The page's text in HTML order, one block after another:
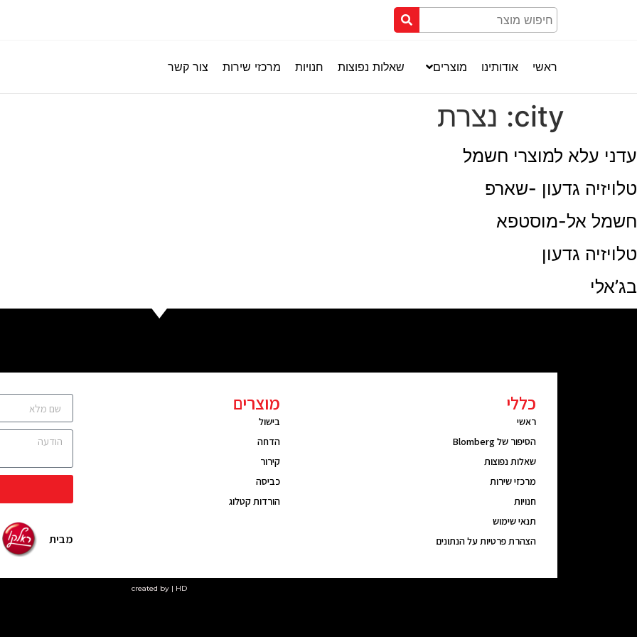
ראשי אודותינו מוצרים שאלות נפוצות חנויות מרכזי שירות צור קשר
city: נצרת
עדני עלא למוצרי חשמל
טלויזיה גדעון -שארפ
חשמל אל-מוסטפא
טלויזיה גדעון
בג’אלי
כללי
ראשי
הסיפור של Blomberg
שאלות נפוצות
מרכזי שירות
חנויות
תנאי שימוש
הצהרת פרטיות על הנתונים
מוצרים
בישול
הדחה
קירור
כביסה
הורדות קטלוג
מבית
created by | HD